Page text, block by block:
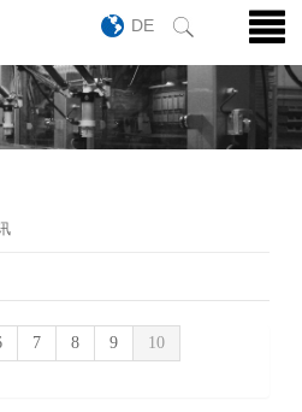
DE
7 8 9
10